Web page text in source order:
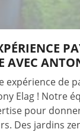
AVEC
expérience de
Elag ! Notre
pour
Des jardins